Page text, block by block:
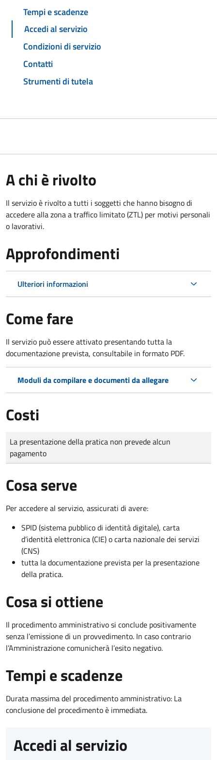
Tempi e scadenze
Accedi al servizio
Condizioni di servizio
Contatti
Strumenti di tutela
A chi è rivolto
Il servizio è rivolto a tutti i soggetti che hanno bisogno di
accedere alla zona a traffico limitato (ZTL) per motivi personali
o lavorativi.
Approfondimenti
Ulteriori informazioni
Come fare
Il servizio può essere attivato presentando tutta la
documentazione prevista, consultabile in formato PDF.
Moduli da compilare e documenti da allegare
Costi
Tipo di pagamento
Importo
La presentazione della pratica non prevede alcun
pagamento
Cosa serve
Per accedere al servizio, assicurati di avere:
SPID (sistema pubblico di identità digitale), carta
d’identità elettronica (CIE) o carta nazionale dei servizi
(CNS)
tutta la documentazione prevista per la presentazione
della pratica.
Cosa si ottiene
Il procedimento amministrativo si conclude positivamente
senza l’emissione di un provvedimento. In caso contrario
l’Amministrazione comunicherà l’esito negativo.
Tempi e scadenze
Durata massima del procedimento amministrativo: La
conclusione del procedimento è immediata.
Accedi al servizio